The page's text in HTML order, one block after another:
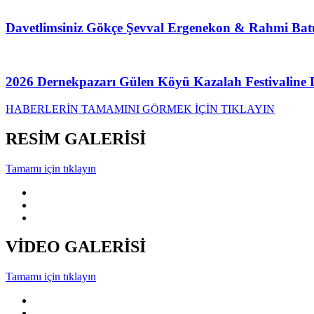
Davetlimsiniz Gökçe Şevval Ergenekon & Rahmi
2026 Dernekpazarı Gülen Köyü Kazalah Festivaline
HABERLERİN TAMAMINI GÖRMEK İÇİN TIKLAYIN
RESİM GALERİSİ
Tamamı için tıklayın
VİDEO GALERİSİ
Tamamı için tıklayın